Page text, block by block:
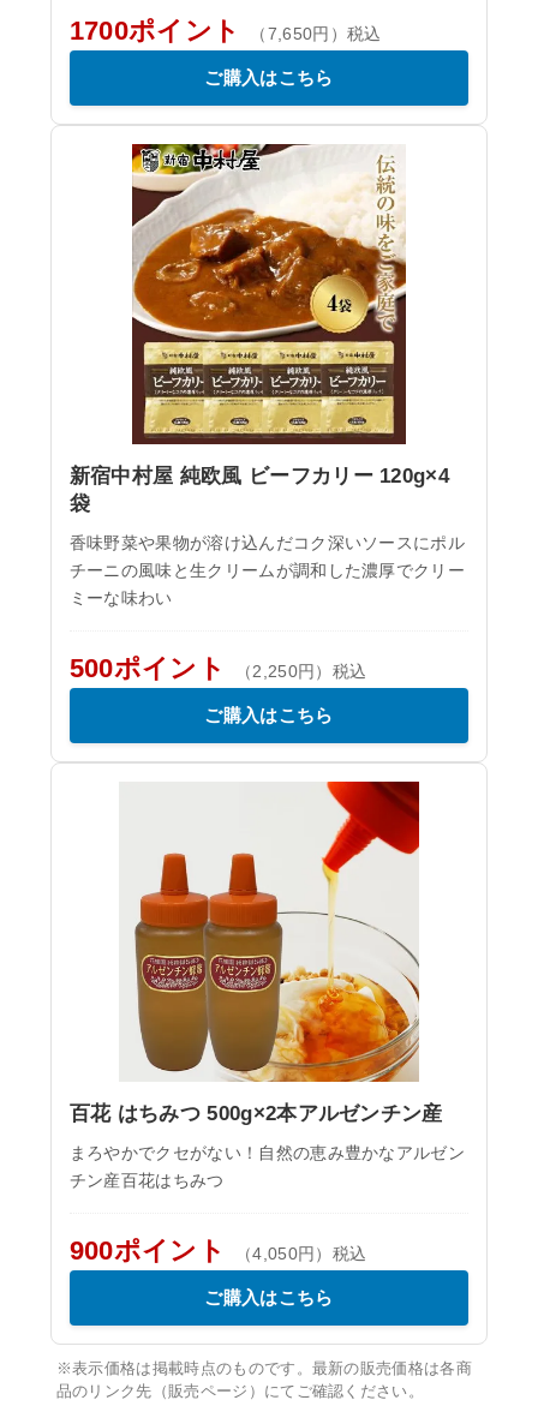
1700ポイント （7,650円）税込
ご購入はこちら
新宿中村屋 純欧風 ビーフカリー 120g×4
袋
香味野菜や果物が溶け込んだコク深いソースにポル
チーニの風味と生クリームが調和した濃厚でクリー
ミーな味わい
500ポイント （2,250円）税込
ご購入はこちら
百花 はちみつ 500g×2本アルゼンチン産
まろやかでクセがない！自然の恵み豊かなアルゼン
チン産百花はちみつ
900ポイント （4,050円）税込
ご購入はこちら
※表示価格は掲載時点のものです。最新の販売価格は各商
品のリンク先（販売ページ）にてご確認ください。